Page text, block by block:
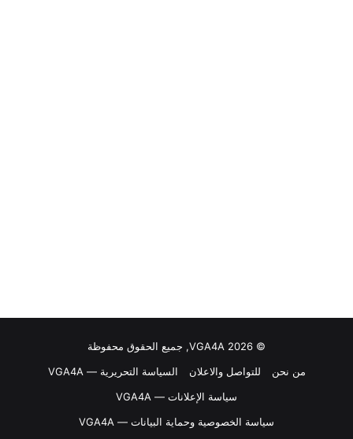
© VGA4A 2026, جميع الحقوق محفوظة
من نحن
للتواصل والاعلان
السياسة التحريرية — VGA4A
سياسة الإعلانات — VGA4A
سياسة الخصوصية وحماية البيانات — VGA4A